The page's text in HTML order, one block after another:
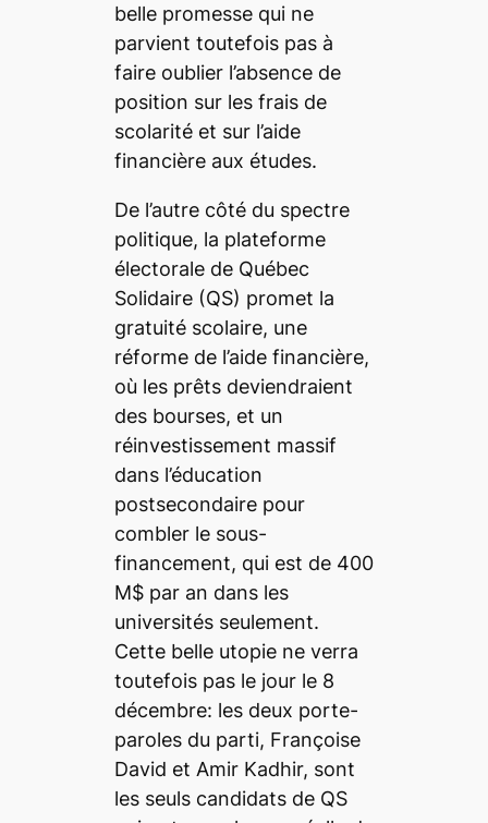
belle promesse qui ne
parvient toutefois pas à
faire oublier l’absence de
position sur les frais de
scolarité et sur l’aide
financière aux études.
De l’autre côté du spectre
politique, la plateforme
électorale de Québec
Solidaire (QS) promet la
gratuité scolaire, une
réforme de l’aide financière,
où les prêts deviendraient
des bourses, et un
réinvestissement massif
dans l’éducation
postsecondaire pour
combler le sous-
financement, qui est de 400
M$ par an dans les
universités seulement.
Cette belle utopie ne verra
toutefois pas le jour le 8
décembre: les deux porte-
paroles du parti, Françoise
David et Amir Kadhir, sont
les seuls candidats de QS